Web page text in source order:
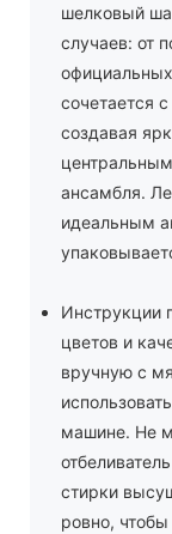
шелковый
случаев: от
сочетается
создавая
ансамбля.
идеальным
Инструкции
цветов и
вручную с
машине. Не
стирки
ровно,